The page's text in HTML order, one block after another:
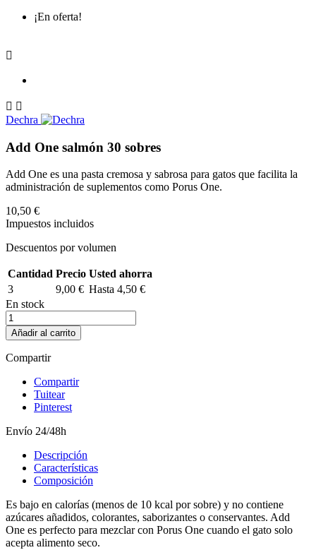
¡En oferta!

 
Dechra
Add One salmón 30 sobres
Add One es una pasta cremosa y sabrosa para gatos que facilita la
administración de suplementos como Porus One.
10,50 €
Impuestos incluidos
Descuentos por volumen
Cantidad Precio Usted ahorra
3
9,00 € Hasta 4,50 €
En stock
Añadir al carrito
Compartir
Compartir
Tuitear
Pinterest
Envío 24/48h
Descripción
Características
Composición
Es bajo en calorías (menos de 10 kcal por sobre) y no contiene
azúcares añadidos, colorantes, saborizantes o conservantes. Add
One es perfecto para mezclar con Porus One cuando el gato solo
acepta alimento seco.